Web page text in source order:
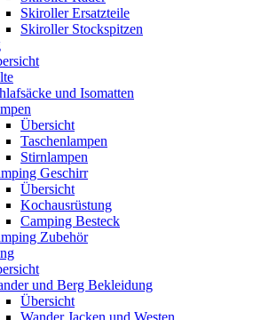
Skiroller Ersatzteile
Skiroller Stockspitzen
und Isomatten
Übersicht
Taschenlampen
Stirnlampen
Geschirr
Übersicht
Kochausrüstung
Camping Besteck
Zubehör
und Berg Bekleidung
Übersicht
Wander Jacken und Westen